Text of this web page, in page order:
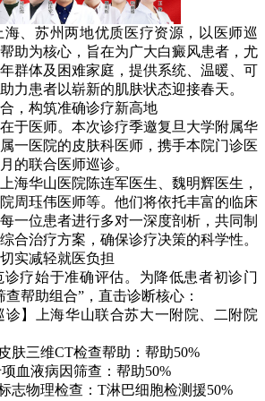
苏州两地优质医疗资源，以医师巡
助为核心，旨在为广大白癜风患者，尤
群体及困难家庭，提供系统、温暖、可
力患者以崭新的肌肤状态迎接春天。
构筑准确诊疗新高地
医师。本次诊疗季邀复旦大学附属华
一医院的皮肤科医师，携手本院门诊医
的联合医师巡诊。
华山医院陈连军医生、魏明辉医生，
周珏伟医师等。他们将依托丰富的临床
一位患者进行多对一深度剖析，共同制
合治疗方案，确保诊疗决策的科学性。
减轻就医负担
始于准确评估。为降低患者初诊门
帮助组合”，直击诊断核心：
】上海华山联合苏大一附院、二附院
三维CT检查帮助：帮助50%
液病因筛查：帮助50%
物理检查：T淋巴细胞检测援50%